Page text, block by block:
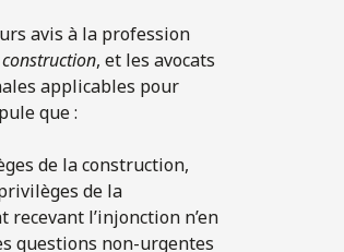
avis à la profession
, et les avocats
applicables pour
que :
de la construction,
de la
l’injonction n’en
questions non-urgentes